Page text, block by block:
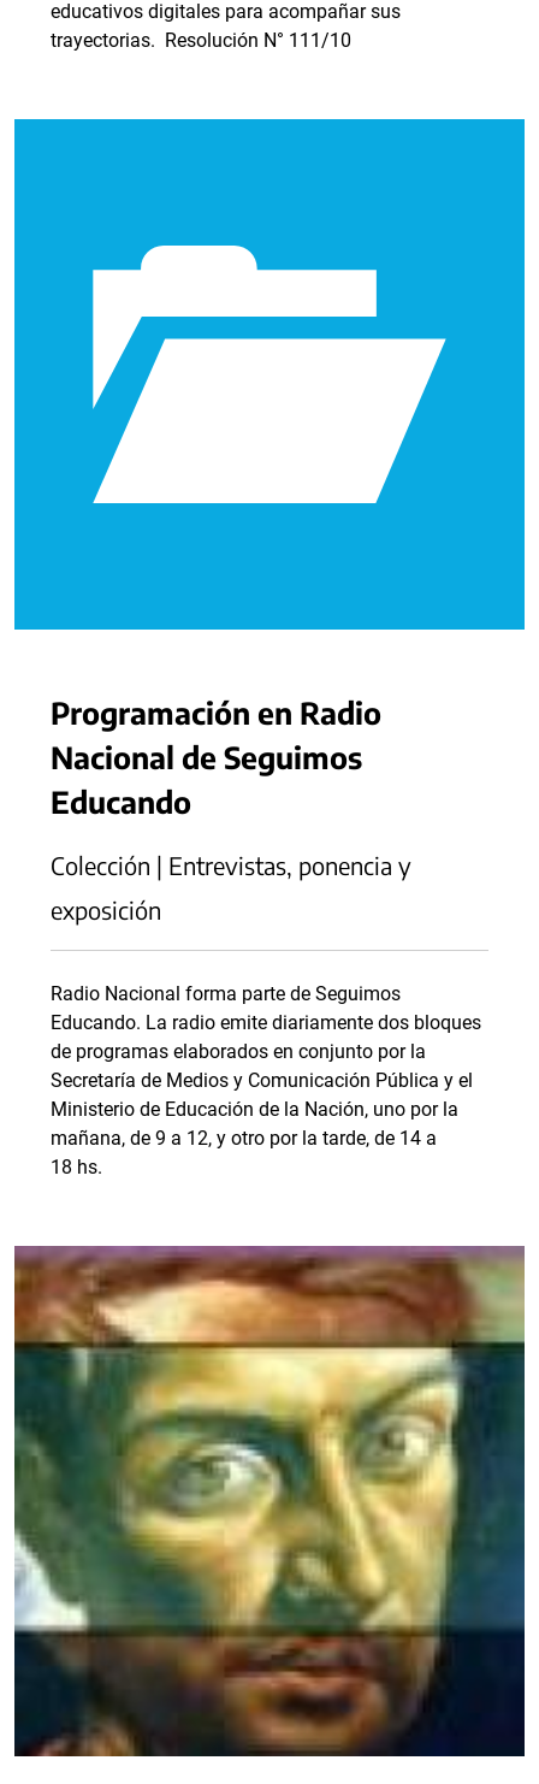
educativos digitales para acompañar sus
trayectorias. Resolución N° 111/10
Programación en Radio
Nacional de Seguimos
Educando
Colección | Entrevistas, ponencia y
exposición
Radio Nacional forma parte de Seguimos
Educando. La radio emite diariamente dos bloques
de programas elaborados en conjunto por la
Secretaría de Medios y Comunicación Pública y el
Ministerio de Educación de la Nación, uno por la
mañana, de 9 a 12, y otro por la tarde, de 14 a
18 hs.